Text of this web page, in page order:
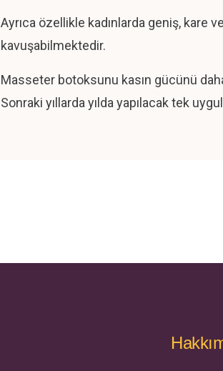
Ayrıca özellikle kadınlarda geniş, kare
kavuşabilmektedir.
Masseter botoksunu kasın gücünü
Sonraki yıllarda yılda yapılacak tek